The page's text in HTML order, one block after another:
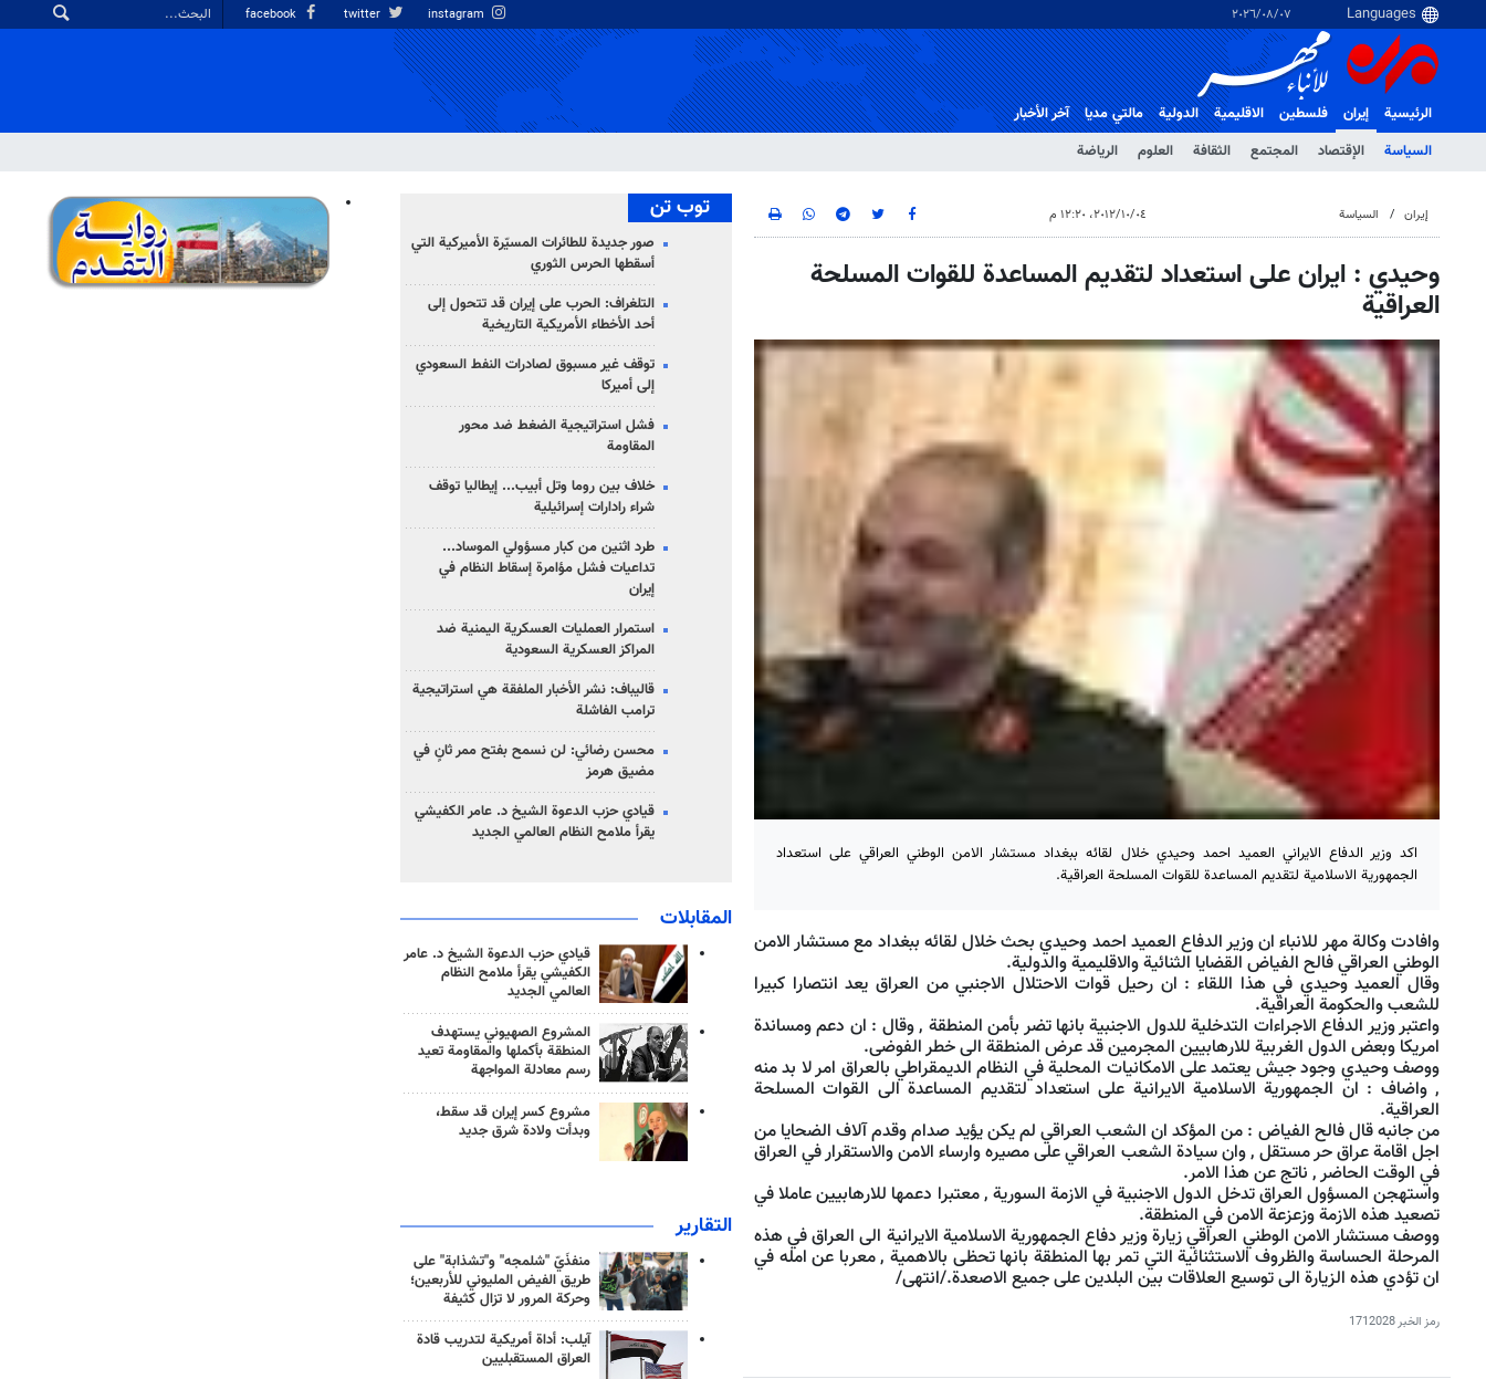
٠٧‏/٠٨‏/٢٠٢٦
الرئيسية
إيران
السياسة
الإقتصاد المجتمع الثقافة العلوم الرياضة
فلسطین الاقلیمیة الدولية مالتي مدیا آخر الأخبار
إيران السياسة ٠٤‏/١٠‏/٢٠١٢، ١٢:٢٠ م
وحيدي : ايران على استعداد لتقديم المساعدة للقوات المسلحة
العراقية
اكد وزير الدفاع الايراني العميد احمد وحيدي خلال لقائه ببغداد مستشار الامن الوطني العراقي على استعداد
الجمهورية الاسلامية لتقديم المساعدة للقوات المسلحة العراقية.
وافادت وكالة مهر للانباء ان وزير الدفاع العميد احمد وحيدي بحث خلال لقائه ببغداد مع مستشار الامن
الوطني العراقي فالح الفياض القضايا الثنائية والاقليمية والدولية.
وقال العميد وحيدي في هذا اللقاء : ان رحيل قوات الاحتلال الاجنبي من العراق يعد انتصارا كبيرا
للشعب والحكومة العراقية.
واعتبر وزير الدفاع الاجراءات التدخلية للدول الاجنبية بانها تضر بأمن المنطقة , وقال : ان دعم ومساندة
امريكا وبعض الدول الغربية للارهابيين المجرمين قد عرض المنطقة الى خطر الفوضى.
ووصف وحيدي وجود جيش يعتمد على الامكانيات المحلية في النظام الديمقراطي بالعراق امر لا بد منه
, واضاف : ان الجمهورية الاسلامية الايرانية على استعداد لتقديم المساعدة الى القوات المسلحة
العراقية.
من جانبه قال فالح الفياض : من المؤكد ان الشعب العراقي لم يكن يؤيد صدام وقدم آلاف الضحايا من
اجل اقامة عراق حر مستقل , وان سيادة الشعب العراقي على مصيره وارساء الامن والاستقرار في العراق
في الوقت الحاضر , ناتج عن هذا الامر.
واستهجن المسؤول العراق تدخل الدول الاجنبية في الازمة السورية , معتبرا دعمها للارهابيين عاملا في
تصعيد هذه الازمة وزعزعة الامن في المنطقة.
ووصف مستشار الامن الوطني العراقي زيارة وزير دفاع الجمهورية الاسلامية الايرانية الى العراق في هذه
المرحلة الحساسة والظروف الاستثنائية التي تمر بها المنطقة بانها تحظى بالاهمية , معربا عن امله في
ان تؤدي هذه الزيارة الى توسيع العلاقات بين البلدين على جميع الاصعدة./انتهى/
رمز الخبر1712028
توب تن
صور جديدة للطائرات المسيّرة الأميركية التي
أسقطها الحرس الثوري
التلغراف: الحرب على إيران قد تتحول إلى
أحد الأخطاء الأمريكية التاريخية
توقف غير مسبوق لصادرات النفط السعودي
إلى أميركا
فشل استراتيجية الضغط ضد محور
المقاومة
خلاف بين روما وتل أبيب... إيطاليا توقف
شراء رادارات إسرائيلية
طرد اثنين من كبار مسؤولي الموساد...
تداعيات فشل مؤامرة إسقاط النظام في
إيران
استمرار العمليات العسكرية اليمنية ضد
المراكز العسكرية السعودية
قاليباف: نشر الأخبار الملفقة هي استراتيجية
ترامب الفاشلة
محسن رضائي: لن نسمح بفتح ممر ثانٍ في
مضيق هرمز
قيادي حزب الدعوة الشيخ د. عامر الكفيشي
يقرأ ملامح النظام العالمي الجديد
المقابلات
قيادي حزب الدعوة الشيخ د. عامر
الكفيشي يقرأ ملامح النظام
العالمي الجديد
المشروع الصهيوني يستهدف
المنطقة بأكملها والمقاومة تعيد
رسم معادلة المواجهة
مشروع كسر إيران قد سقط،
وبدأت ولادة شرق جديد
التقارير
منفذَيّ "شلمجه" و"تشذابة" على
طريق الفيض المليوني للأربعين؛
وحركة المرور لا تزال كثيفة
آيلب: أداة أمريكية لتدريب قادة
العراق المستقبليين